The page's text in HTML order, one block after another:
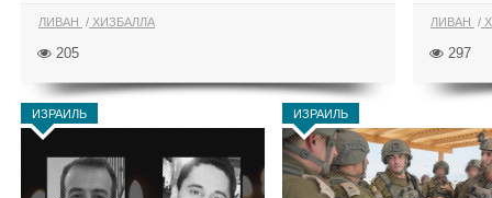
ЛИВАН ХИЗБАЛЛА
205
ЛИВАН
297
ИЗРАИЛЬ ИЗРАИЛЬ